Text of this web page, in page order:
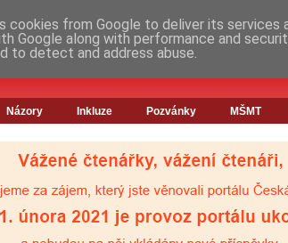
Názory Inkluze Pozvánky MŠMT
cookies from Google to deliver its services
Google along with performance and
to detect and address abuse.